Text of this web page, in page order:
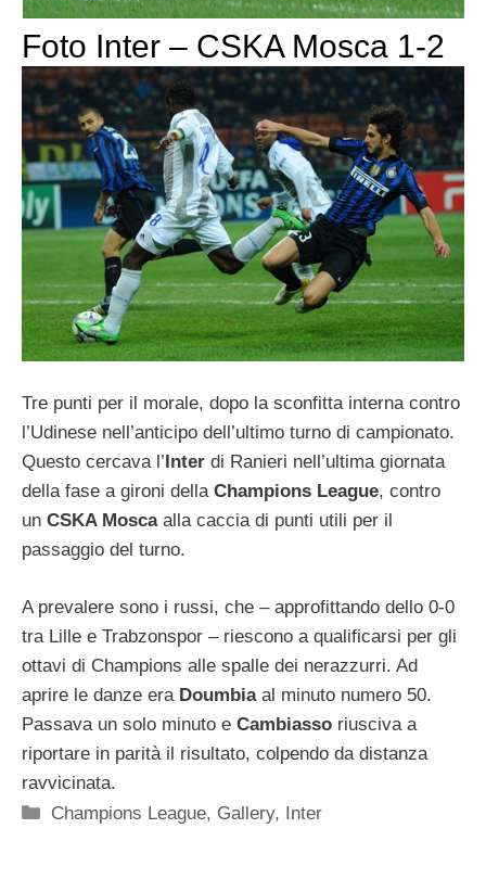
Foto Inter – CSKA Mosca 1-2
Tre punti per il morale, dopo la sconfitta interna contro
l’Udinese nell’anticipo dell’ultimo turno di campionato.
Questo cercava l’ Inter di Ranieri nell’ultima giornata
della fase a gironi della Champions League, contro
un CSKA Moscaalla caccia di punti utili per il
passaggio del turno.
A prevalere sono i russi, che – approfittando dello 0-0
tra Lille e Trabzonspor – riescono a qualificarsi per gli
ottavi di Champions alle spalle dei nerazzurri. Ad
aprire le danze era Doumbiaal minuto numero 50.
Passava un solo minuto e Cambiasso riusciva a
riportare in parità il risultato, colpendo da distanza
ravvicinata.
Categorie
Champions League, Gallery, Inter